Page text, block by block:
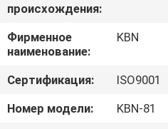
ПУТЕШЕСТВИЕ
ФАБРИКИ
ПРОВЕРКА
КАЧЕСТВА
происхождения:
Фирменное
наименование:
KBN
Сертификация:
ISO9001
Номер модели:
KBN-81